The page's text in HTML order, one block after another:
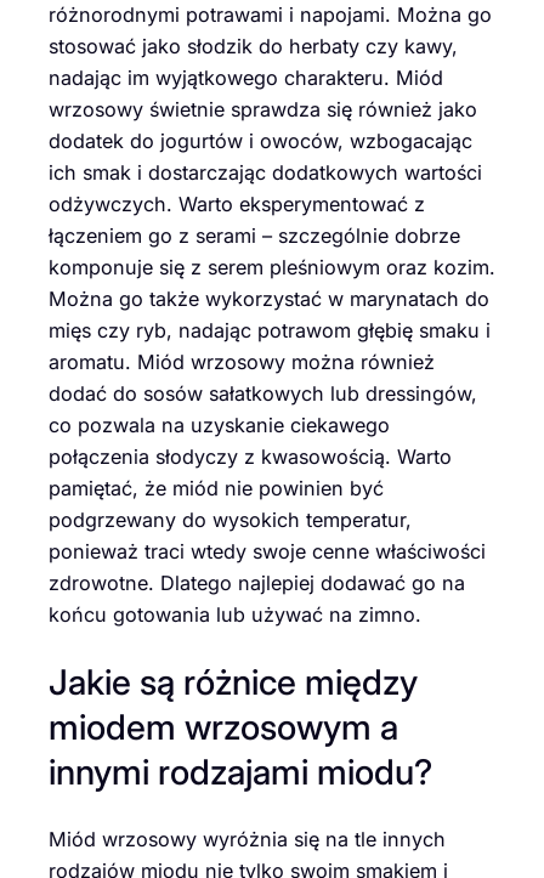
różnorodnymi potrawami i napojami. Można go
stosować jako słodzik do herbaty czy kawy,
nadając im wyjątkowego charakteru. Miód
wrzosowy świetnie sprawdza się również jako
dodatek do jogurtów i owoców, wzbogacając
ich smak i dostarczając dodatkowych wartości
odżywczych. Warto eksperymentować z
łączeniem go z serami – szczególnie dobrze
komponuje się z serem pleśniowym oraz kozim.
Można go także wykorzystać w marynatach do
mięs czy ryb, nadając potrawom głębię smaku i
aromatu. Miód wrzosowy można również
dodać do sosów sałatkowych lub dressingów,
co pozwala na uzyskanie ciekawego
połączenia słodyczy z kwasowością. Warto
pamiętać, że miód nie powinien być
podgrzewany do wysokich temperatur,
ponieważ traci wtedy swoje cenne właściwości
zdrowotne. Dlatego najlepiej dodawać go na
końcu gotowania lub używać na zimno.
Jakie są różnice między
miodem wrzosowym a
innymi rodzajami miodu?
Miód wrzosowy wyróżnia się na tle innych
rodzajów miodu nie tylko swoim smakiem i